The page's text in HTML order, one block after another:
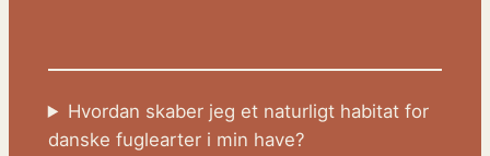
Hvordan skaber jeg et naturligt habitat for
danske fuglearter i min have?